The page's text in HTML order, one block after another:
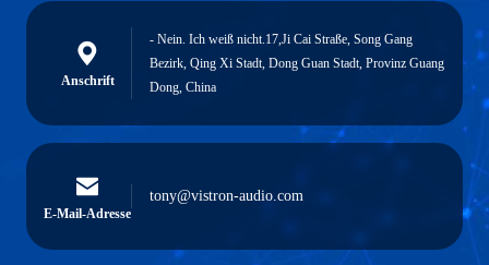
Anschrift
- Nein. Ich weiß nicht.17,Ji Cai Straße, Song Gang
Bezirk, Qing Xi Stadt, Dong Guan Stadt, Provinz Guang
Dong, China
E-Mail-Adresse
tony@vistron-audio.com